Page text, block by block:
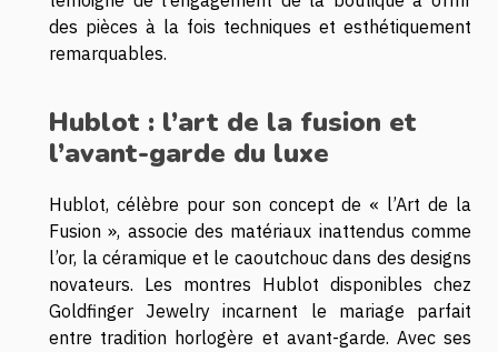
des pièces à la fois techniques et esthétiquement
remarquables.
Hublot : l’art de la fusion et
l’avant-garde du luxe
Hublot, célèbre pour son concept de « l’Art de la
Fusion », associe des matériaux inattendus comme
l’or, la céramique et le caoutchouc dans des designs
novateurs. Les montres Hublot disponibles chez
Goldfinger Jewelry incarnent le mariage parfait
entre tradition horlogère et avant-garde. Avec ses